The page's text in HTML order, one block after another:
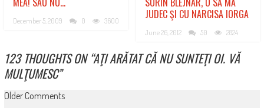
December 5, 2009 0 3600
JUDEC ŞI CU NARCISA IORGA
June 26, 2012 50 2824
123 THOUGHTS ON “AŢI ARĂTAT CĂ NU SUNTEŢI OI. VĂ
MULŢUMESC”
COMMENT
Older Comments